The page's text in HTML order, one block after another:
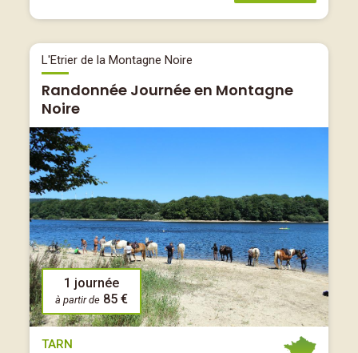
L'Etrier de la Montagne Noire
Randonnée Journée en Montagne
Noire
1 journée
à partir de 85 €
TARN